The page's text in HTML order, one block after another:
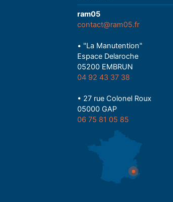
ram05
contact@ram05.fr
• "La Manutention"
Espace Delaroche
05200 EMBRUN
04 92 43 37 38
• 27 rue Colonel Roux
05000 GAP
06 75 81 05 85